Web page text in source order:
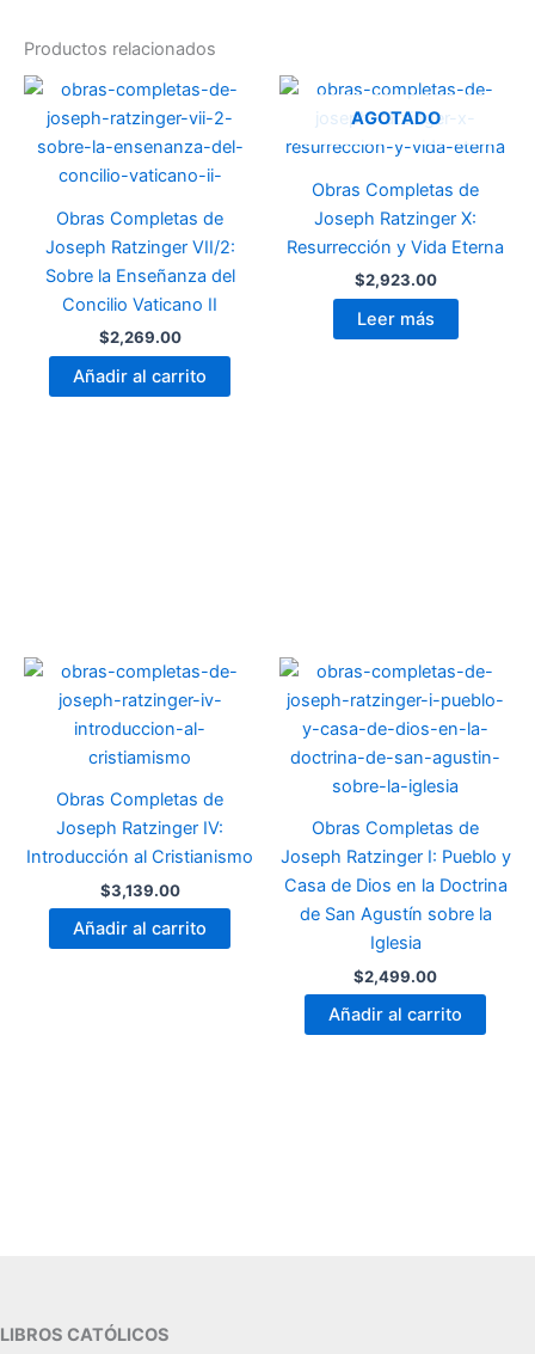
Productos relacionados
Obras Completas de
Joseph Ratzinger VII/2:
Sobre la Enseñanza del
Concilio Vaticano II
$2,269.00
Añadir al carrito
AGOTADO
Obras Completas de
Joseph Ratzinger X:
Resurrección y Vida Eterna
$2,923.00
Leer más
Obras Completas de
Joseph Ratzinger IV:
Introducción al Cristianismo
$3,139.00
Añadir al carrito
Obras Completas de
Joseph Ratzinger I: Pueblo y
Casa de Dios en la Doctrina
de San Agustín sobre la
Iglesia
$2,499.00
Añadir al carrito
LIBROS CATÓLICOS